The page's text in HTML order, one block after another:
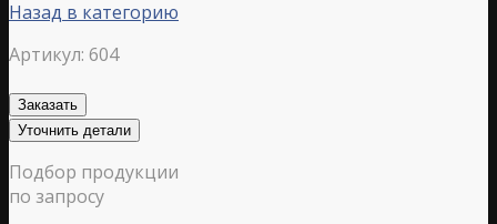
Назад в категорию
Артикул: 604
Заказать
Уточнить детали
Подбор продукции
по запросу